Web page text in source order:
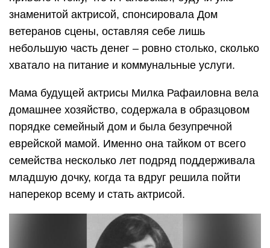
знаменитой актрисой, спонсировала Дом
ветеранов сцены, оставляя себе лишь
небольшую часть денег – ровно столько, сколько
хватало на питание и коммунальные услуги.
Мама будущей актрисы Милка Рафаиловна вела
домашнее хозяйство, содержала в образцовом
порядке семейный дом и была безупречной
еврейской мамой. Именно она тайком от всего
семейства несколько лет подряд поддерживала
младшую дочку, когда та вдруг решила пойти
наперекор всему и стать актрисой.